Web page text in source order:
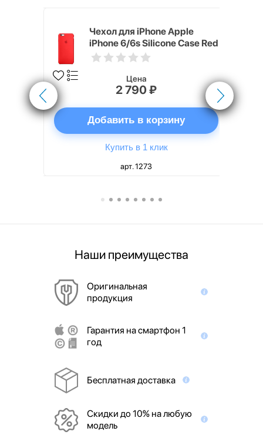
Чехол для iPhone Apple
iPhone 6/6s Silicone Case Red
Цена
2 790 ₽
Добавить в корзину
Купить в 1 клик
арт. 1273
Наши преимущества
Оригинальная
продукция
Гарантия на смартфон 1
год
Бесплатная доставка
Скидки до 10% на любую
модель